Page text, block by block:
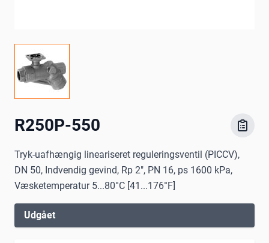
R250P-550
Tryk-uafhængig lineariseret reguleringsventil (PICCV),
DN 50, Indvendig gevind, Rp 2", PN 16, ps 1600 kPa,
Væsketemperatur 5...80°C [41...176°F]
Udgået